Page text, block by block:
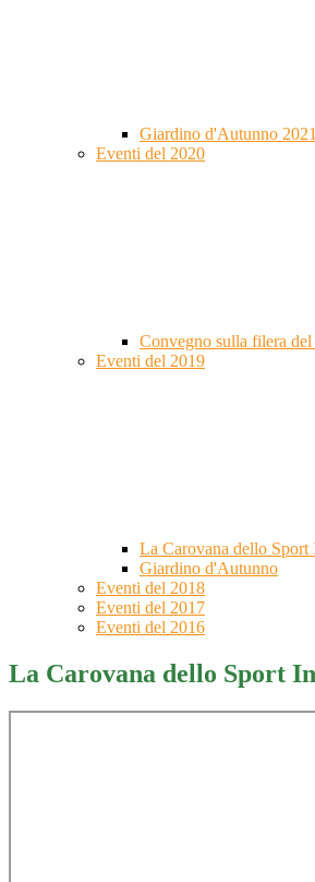
Giardino d'Autunno 2021
Eventi del 2020
Convegno sulla filera
Eventi del 2019
La Carovana dello Sport
Giardino d'Autunno
Eventi del 2018
Eventi del 2017
Eventi del 2016
La Carovana dello Sport